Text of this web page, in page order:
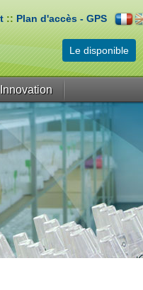
:: Plan d'accès - GPS
Le disponible
Innovation